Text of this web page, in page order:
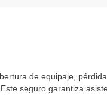
de equipaje,
seguro garantiza